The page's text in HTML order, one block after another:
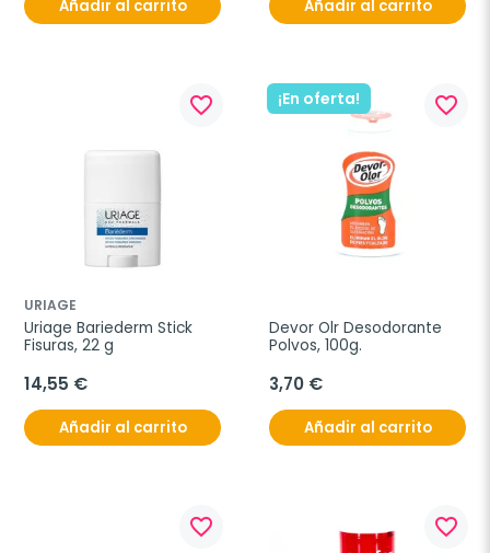
Añadir al carrito Añadir al carrito
favorite_border
URIAGE
Uriage Bariederm Stick
Fisuras, 22 g
14,55 €
Añadir al carrito
¡En oferta! favorite_border
Devor Olr Desodorante
Polvos, 100g.
3,70 €
Añadir al carrito
favorite_border favorite_border